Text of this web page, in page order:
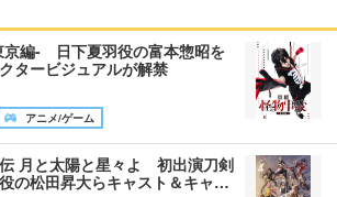
京編- 日下夏羽役の富本惣昭を
タービジュアルが解禁
アニメ/ゲーム
月と太陽と星々よ 初出演刀剣
の松田昇大らキャスト＆キャ…